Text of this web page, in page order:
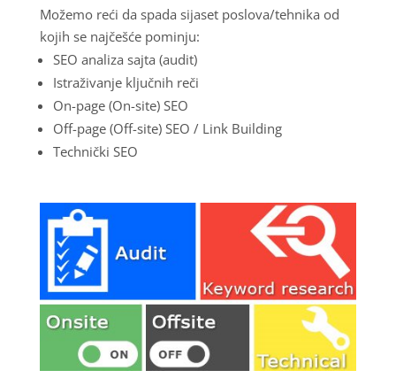
Možemo reći da spada sijaset poslova/tehnika od
kojih se najčešće pominju:
SEO analiza sajta (audit)
Istraživanje ključnih reči
On-page (On-site) SEO
Off-page (Off-site) SEO / Link Building
Technički SEO